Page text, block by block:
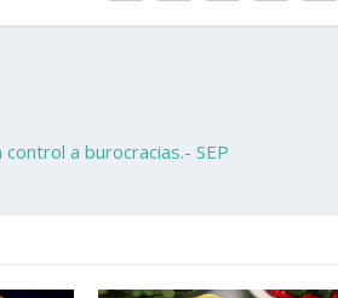
a burocracias.- SEP